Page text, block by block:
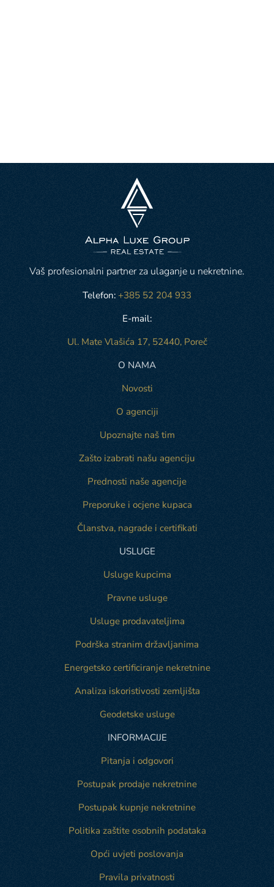
Vaš profesionalni partner za ulaganje u nekretnine.
Telefon: +385 52 204 933
E-mail:
Ul. Mate Vlašića 17, 52440, Poreč
O NAMA
Novosti
O agenciji
Upoznajte naš tim
Zašto izabrati našu agenciju
Prednosti naše agencije
Preporuke i ocjene kupaca
Članstva, nagrade i certifikati
USLUGE
Usluge kupcima
Pravne usluge
Usluge prodavateljima
Podrška stranim državljanima
Energetsko certificiranje nekretnine
Analiza iskoristivosti zemljišta
Geodetske usluge
INFORMACIJE
Pitanja i odgovori
Postupak prodaje nekretnine
Postupak kupnje nekretnine
Politika zaštite osobnih podataka
Opći uvjeti poslovanja
Pravila privatnosti